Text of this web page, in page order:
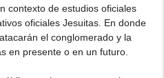
contexto de estudios oficiales
oficiales Jesuitas. En donde
el conglomerado y la
en presente o en un futuro.